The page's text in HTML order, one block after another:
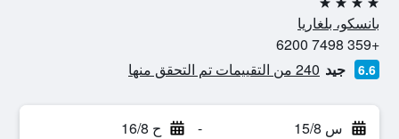
4 نجوم
بانسكو، بلغاريا
+359 7498 6200
6.6 جيد 240 من التقييمات تم التحقق منها
س 15/8 - ح 16/8